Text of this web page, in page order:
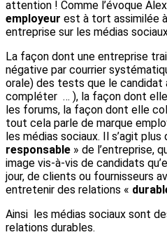
attention ! Comme l’évoque
employeur est à tort assimilée
entreprise sur les médias
La façon dont une entreprise
négative par courrier
orale) des tests que le candidat
compléter … ), la façon dont elle
les forums, la façon dont elle
tout cela parle de marque
les médias sociaux. Il s’agit plus
responsable » de l’entreprise,
image vis-à-vis de candidats
jour, de clients ou fournisseurs
entretenir des relations «
Ainsi les médias sociaux sont
relations durables.